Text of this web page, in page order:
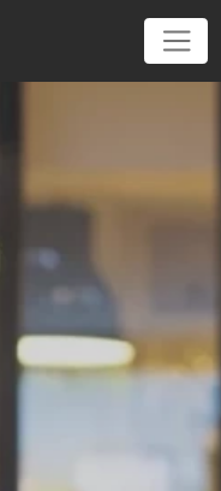
01 45 32 40 40